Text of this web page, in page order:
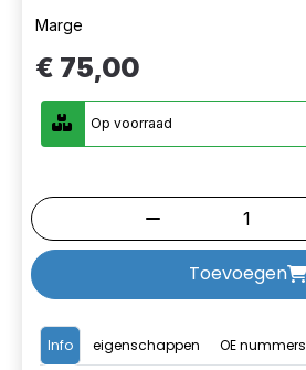
Info eigenschappen OE nummers
Marge
€ 75,00
Op voorraad
Toevoegen